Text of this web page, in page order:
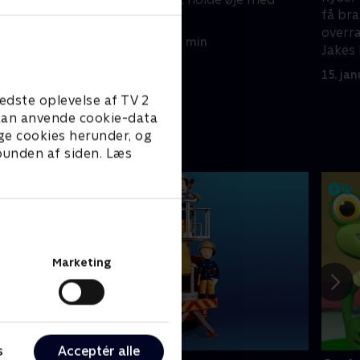
oplevelse af TV 2
anvende cookie-data
cookies herunder, og
af siden. Læs
Marketing
Acceptér alle
15. januar 2022 • 22 min
få
Jakes
15.